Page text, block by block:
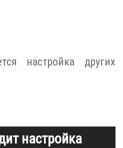
настройка других
настройка